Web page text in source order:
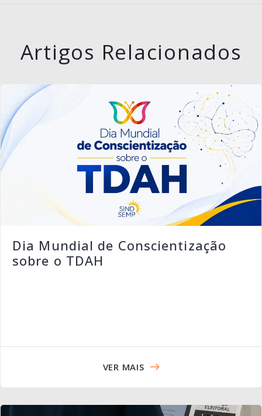
Artigos Relacionados
Dia Mundial de Conscientização
sobre o TDAH
VER MAIS